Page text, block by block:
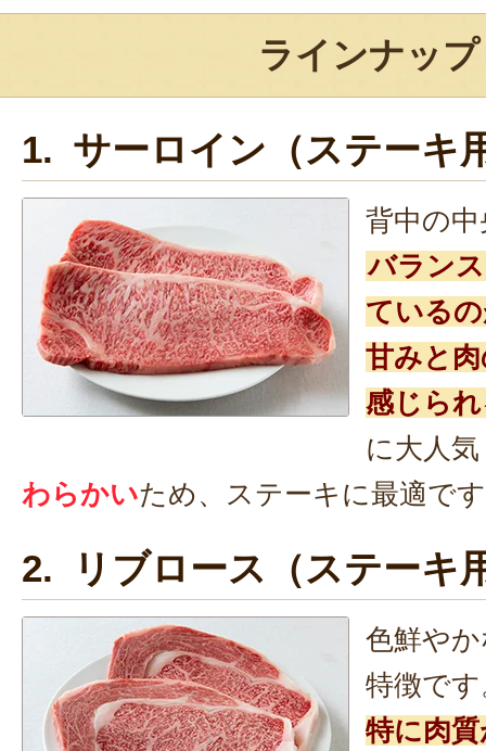
ラインナップ
1. サーロイン（ステーキ
背中の
バラン
ている
甘みと
感じら
に大人気
わらかいため、ステーキに最適で
2. リブロース（ステーキ
色鮮や
特徴です
特に肉